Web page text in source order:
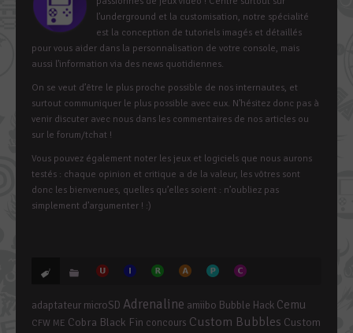
l’underground et la customisation, notre spécialité
est la conception de tutoriels imagés et détaillés
pour vous aider dans la personnalisation de votre console, mais
aussi l’information via des news quotidiennes.
On se veut d’être le plus proche possible de nos internautes, et
surtout communiquer le plus possible avec eux. N’hésitez donc pas à
venir discuter avec nous dans les commentaires de nos articles ou
sur le forum/tchat !
Vous pouvez également noter les jeux et logiciels que nous aurons
testés : chaque opinion et critique a de la valeur, les vôtres sont
donc les bienvenues, quelles qu’elles soient : n’oubliez pas
simplement d’argumenter ! :)
adaptateur microSD Adrenaline amiibo Bubble Hack Cemu
CFW ME Cobra Black Fin concours Custom Bubbles Custom